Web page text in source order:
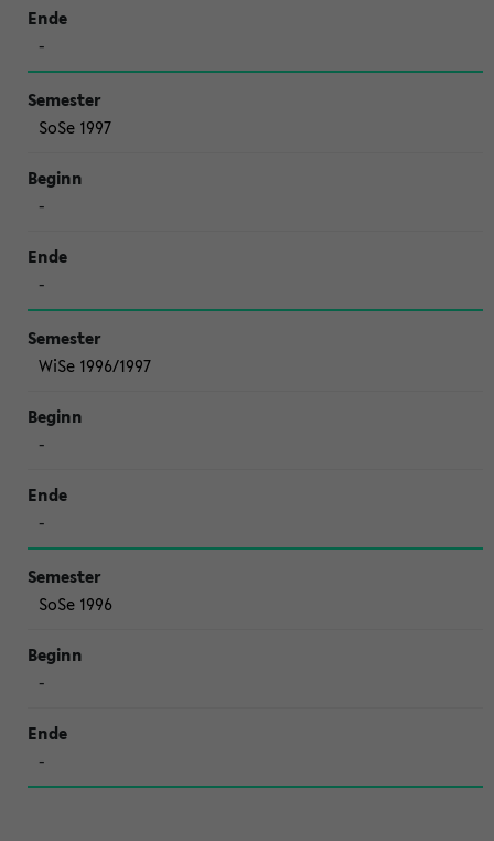
-
SoSe 1997
-
-
WiSe 1996/1997
-
-
SoSe 1996
-
-